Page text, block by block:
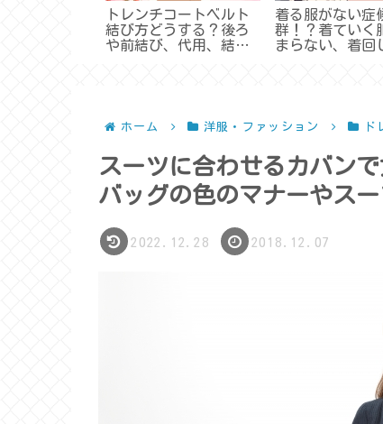
トレンチコートベルト
結び方どうする？後ろ
や前結び、代用、結ば
着る服がない症
群！？着ていく
まらない、着回
ホーム 洋服・ファッション ド
スーツに合わせるカバン
バッグの色のマナーやス
2022.12.28 2018.12.07